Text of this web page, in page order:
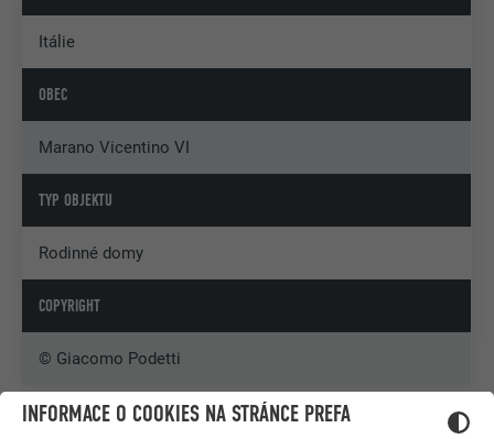
INFORMACE O COOKIES NA STRÁNCE PREFA
Itálie
OBEC
Marano Vicentino VI
TYP OBJEKTU
Rodinné domy
COPYRIGHT
© Giacomo Podetti